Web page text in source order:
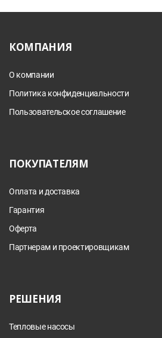
КОМПАНИЯ
О компании
Политика конфиденциальности
Пользовательское соглашение
ПОКУПАТЕЛЯМ
Оплата и доставка
Гарантия
Оферта
Партнерам и проектировщикам
РЕШЕНИЯ
Тепловые насосы